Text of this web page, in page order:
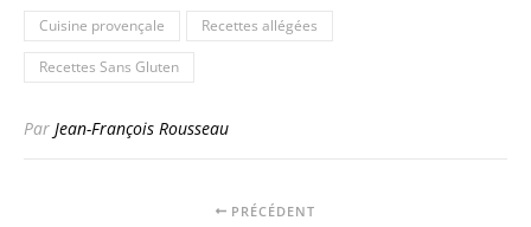
Cuisine provençale Recettes allégées
Recettes Sans Gluten
Par Jean-François Rousseau
PRÉCÉDENT